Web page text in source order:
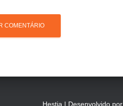
Hestia | Desenvolvido por